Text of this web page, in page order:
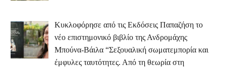
Κυκλοφόρησε από τις Εκδόσεις Παπαζήση το
νέο επιστημονικό βιβλίο της Ανδρομάχης
Μπούνα-Βάιλα “Σεξουαλική σωματεμπορία και
έμφυλες ταυτότητες. Από τη θεωρία στη